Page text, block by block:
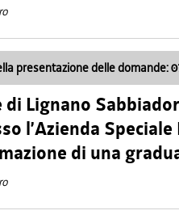
presentazione delle domande:
Lignano
l’Azienda
di una